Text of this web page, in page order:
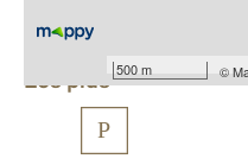
500 m ©
Équipements
Les plus
P